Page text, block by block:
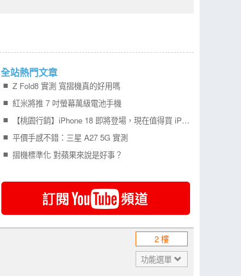
全站熱門文章
Z Fold8 實測 寬摺機真的好用嗎
紅米將推 7 吋螢幕萬級電池手機
【桃園行銷】iPhone 18 即將登場，現在值得買 iPhone 17 嗎？四款機型一次比較！
平價手感不錯：三星 A27 5G 實測
摺機標準化 對蘋果來說是好事？
2 樓
功能選單